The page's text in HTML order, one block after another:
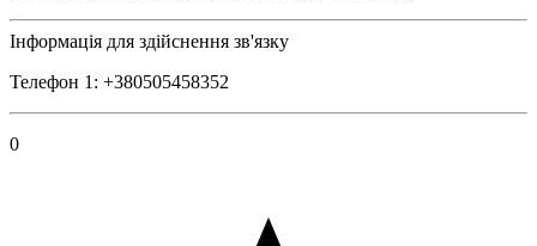
Інформація для здійснення зв'язку
Телефон 1: +380505458352
0